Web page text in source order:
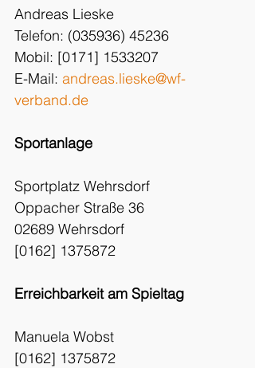
Andreas Lieske
Telefon: (035936) 45236
Mobil: [0171] 1533207
E-Mail: andreas.lieske@wf-
verband.de
Sportanlage
Sportplatz Wehrsdorf
Oppacher Straße 36
02689 Wehrsdorf
[0162] 1375872
Erreichbarkeit am Spieltag
Manuela Wobst
[0162] 1375872